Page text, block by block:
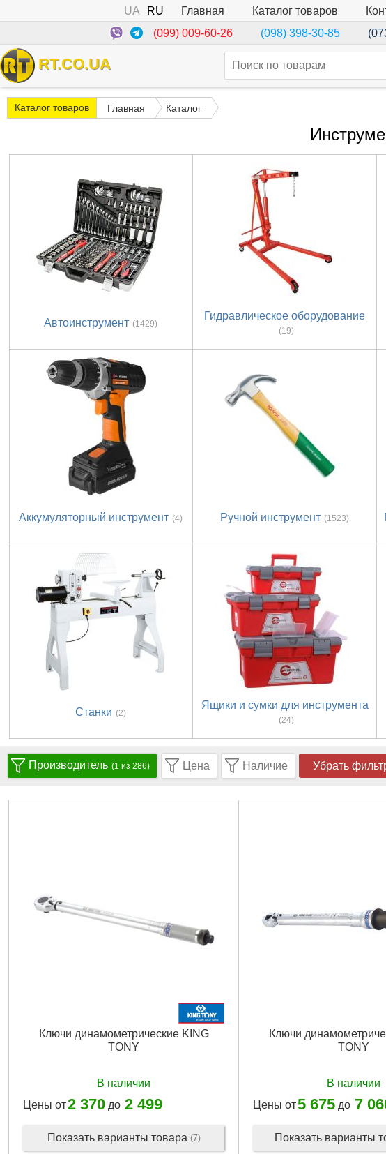
UA RU Главная Каталог товаров
(099) 009-60-26
(098) 398-30-85
RT.CO.UA
Каталог товаров Главная Каталог
Автоинструмент (1429)
Гидравлическое оборудование
(19)
Аккумуляторный инструмент (4) Ручной инструмент (1523)
Станки (2)
Ящики и сумки для инструмента
(24)
Производитель (1 из 286) Цена Наличие Убрать
Ключи динамометрические KING
TONY
В наличии
Цены от2 370 до 2 499
Показать варианты товара (7)
Ключи
TONY
В наличии
Цены от5 675 до 7
Показать варианты